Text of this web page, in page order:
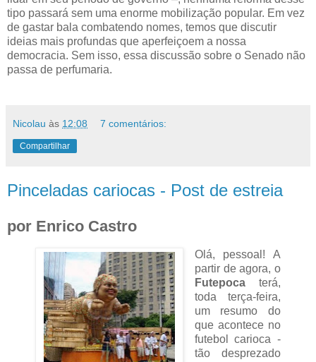
tipo passará sem uma enorme mobilização popular. Em vez
de gastar bala combatendo nomes, temos que discutir
ideias mais profundas que aperfeiçoem a nossa
democracia. Sem isso, essa discussão sobre o Senado não
passa de perfumaria.
Nicolau às 12:08 7 comentários:
Compartilhar
Pinceladas cariocas - Post de estreia
por Enrico Castro
Olá, pessoal! A
partir de agora, o
Futepocaterá,
toda terça-feira,
um resumo do
que acontece no
futebol carioca -
tão desprezado